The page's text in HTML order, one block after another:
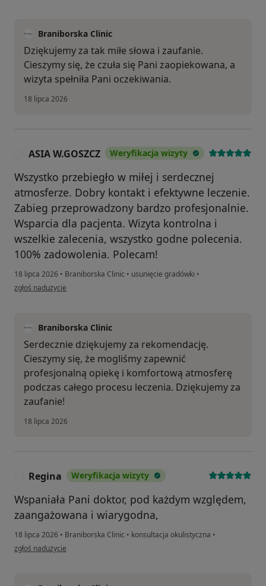
Braniborska Clinic
Dziękujemy za tak miłe słowa i zaufanie.
Cieszymy się, że czuła się Pani zaopiekowana, a
wizyta spełniła Pani oczekiwania.
18 lipca 2026
ASIA W.GOSZCZ Weryfikacja wizyty
Wszystko przebiegło w miłej i serdecznej
atmosferze. Dobry kontakt i efektywne leczenie.
Zabieg przeprowadzony bardzo profesjonalnie.
Wsparcia dla pacjenta. Wizyta kontrolna i
wszelkie zalecenia, wszystko godne polecenia.
100% zadowolenia. Polecam!
18 lipca 2026 • Braniborska Clinic • usunięcie gradówki •
w opinii użytkownika ASIA W.GOSZCZ
zgłoś nadużycie
Braniborska Clinic
Serdecznie dziękujemy za rekomendację.
Cieszymy się, że mogliśmy zapewnić
profesjonalną opiekę i komfortową atmosferę
podczas całego procesu leczenia. Dziękujemy za
zaufanie!
18 lipca 2026
Regina Weryfikacja wizyty
Wspaniała Pani doktor, pod każdym względem,
zaangażowana i wiarygodna,
18 lipca 2026 • Braniborska Clinic • konsultacja okulistyczna •
w opinii użytkownika Regina
zgłoś nadużycie